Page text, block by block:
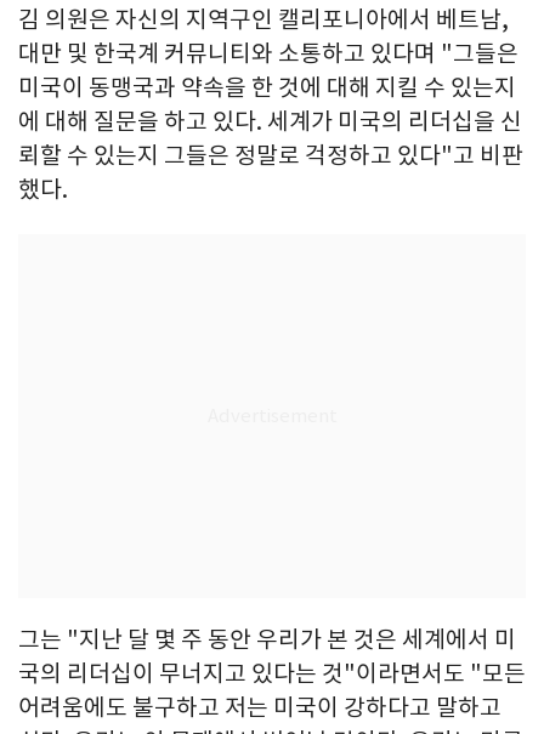
김 의원은 자신의 지역구인 캘리포니아에서 베트남,
대만 및 한국계 커뮤니티와 소통하고 있다며 "그들은
미국이 동맹국과 약속을 한 것에 대해 지킬 수 있는지
에 대해 질문을 하고 있다. 세계가 미국의 리더십을 신
뢰할 수 있는지 그들은 정말로 걱정하고 있다"고 비판
했다.
그는 "지난 달 몇 주 동안 우리가 본 것은 세계에서 미
국의 리더십이 무너지고 있다는 것"이라면서도 "모든
어려움에도 불구하고 저는 미국이 강하다고 말하고